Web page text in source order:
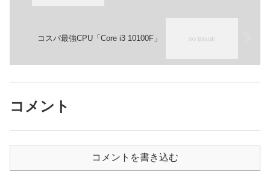
コスパ最強CPU「Core i3 10100F」
コメント
コメントを書き込む